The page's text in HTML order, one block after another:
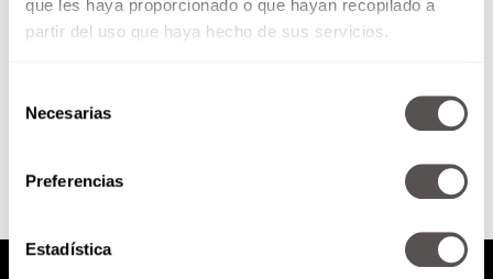
que les haya proporcionado o que hayan recopilado a
partir del uso que haya hecho de sus servicios.
Necesarias
Preferencias
Estadística
disco "DAY/NIGHT", que sale a la
venta el próximo...